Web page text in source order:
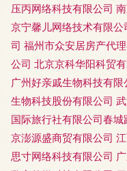
压丙网络科技有限公司
京宁馨儿网络技术有限公
司 福州市众安居房产代
公司 北京京科华阳科贸
广州好亲戚生物科技有限
生物科技股份有限公司
国际旅行社有限公司春城
京澎源盛商贸有限公司
思寸网络科技有限公司